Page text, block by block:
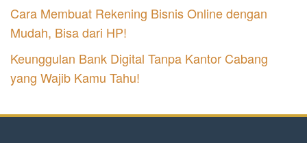
Cara Membuat Rekening Bisnis Online dengan
Mudah, Bisa dari HP!
Keunggulan Bank Digital Tanpa Kantor Cabang
yang Wajib Kamu Tahu!